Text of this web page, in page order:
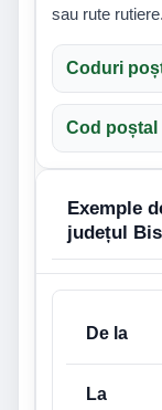
sau rute rutiere.
Coduri
Cod poștal
Exemple
județul